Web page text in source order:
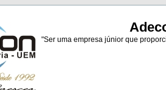
"Ser uma empresa júnior que